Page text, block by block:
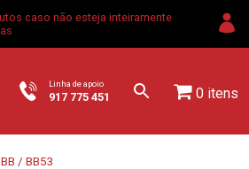
caso não esteja inteiramente
Linha de apoio
917 775 451 0 itens
/ BB53